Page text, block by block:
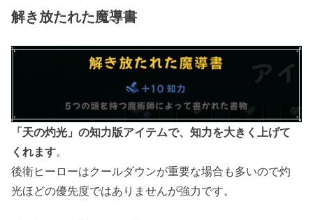
解き放たれた魔導書
「天の灼光」の知力版アイテムで、知力を大きく上げて
くれます。
後衛ヒーローはクールダウンが重要な場合も多いので灼
光ほどの優先度ではありませんが強力です。